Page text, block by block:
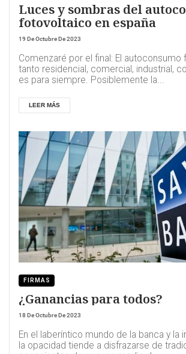
Luces y sombras del
fotovoltaico en españa
19 De Octubre De 2023
Comenzaré por el final: El autoconsumo
tanto residencial, comercial, industrial,
es para siempre. Posiblemente la...
LEER MÁS
FIRMAS
¿Ganancias para todos?
18 De Octubre De 2023
En el laberíntico mundo de la banca y la
la opacidad tiende a disfrazarse de